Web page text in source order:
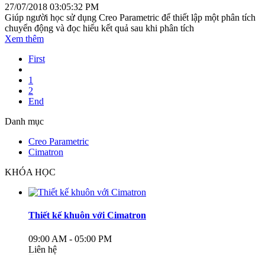
27/07/2018 03:05:32 PM
Giúp người học sử dụng Creo Parametric để thiết lập một phân tích
chuyển động và đọc hiểu kết quả sau khi phân tích
Xem thêm
First
1
2
End
Danh mục
Creo Parametric
Cimatron
KHÓA HỌC
Thiết kế khuôn với Cimatron
09:00 AM - 05:00 PM
Liên hệ